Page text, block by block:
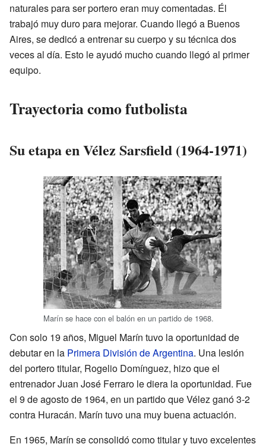
naturales para ser portero eran muy comentadas. Él
trabajó muy duro para mejorar. Cuando llegó a Buenos
Aires, se dedicó a entrenar su cuerpo y su técnica dos
veces al día. Esto le ayudó mucho cuando llegó al primer
equipo.
Trayectoria como futbolista
Su etapa en Vélez Sarsfield (1964-1971)
Marín se hace con el balón en un partido de 1968.
Con solo 19 años, Miguel Marín tuvo la oportunidad de
debutar en la Primera División de Argentina. Una lesión
del portero titular, Rogelio Domínguez, hizo que el
entrenador Juan José Ferraro le diera la oportunidad. Fue
el 9 de agosto de 1964, en un partido que Vélez ganó 3-2
contra Huracán. Marín tuvo una muy buena actuación.
En 1965, Marín se consolidó como titular y tuvo excelentes